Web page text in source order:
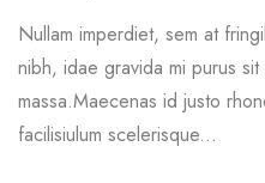
Nullam imperdiet, sem at
nibh, idae gravida mi purus
massa.Maecenas id justo
facilisiulum scelerisque...